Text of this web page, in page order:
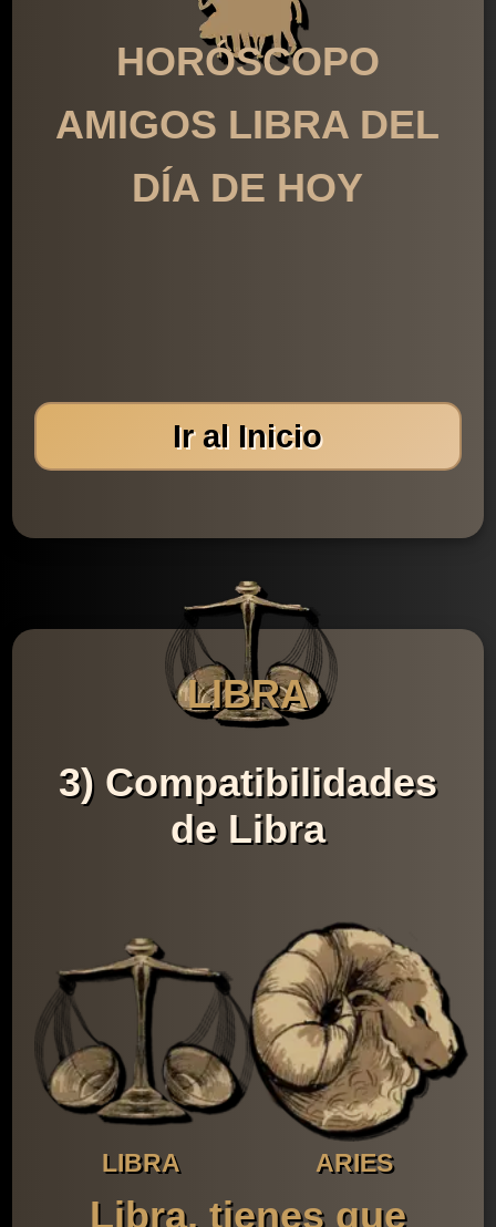
HORÓSCOPO
AMIGOS LIBRA DEL
DÍA DE HOY
Ir al Inicio
LIBRA
3) Compatibilidades
de Libra
LIBRA ARIES
Libra, tienes que